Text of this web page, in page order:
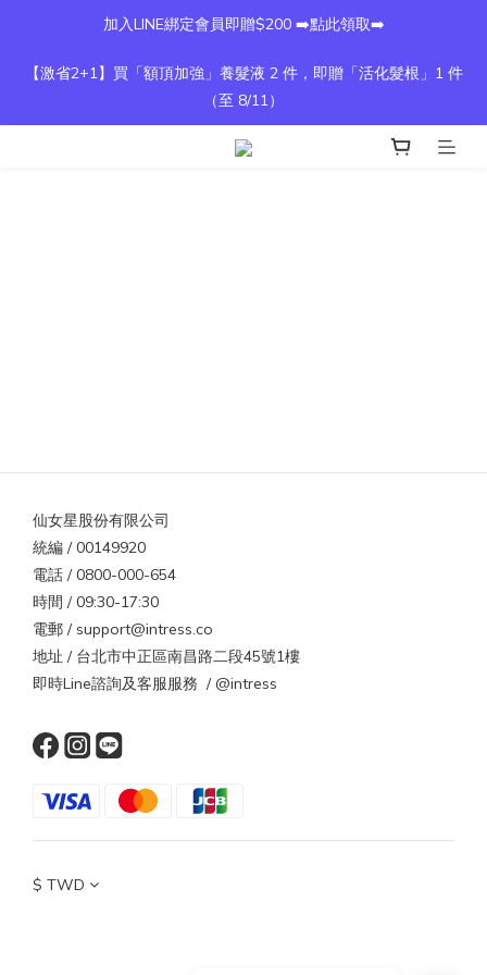
加入LINE綁定會員即贈$200 ➡️點此領取➡️
【激省2+1】買「額頂加強」養髮液 2 件，即贈「活化髮根」1 件
（至 8/11）
仙女星股份有限公司
統編 / 00149920
電話 / 0800-000-654
時間 / 09:30-17:30
電郵 / support@intress.co
地址 / 台北市中正區南昌路二段45號1樓
即時Line諮詢及客服服務 / @intress
$ TWD